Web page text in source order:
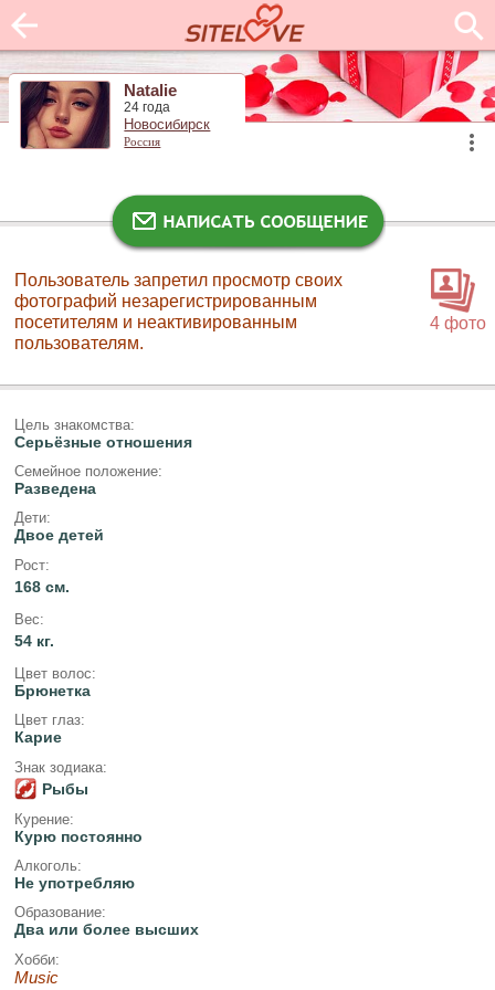
Natalie
24 года
Новосибирск
Россия
4 фото
Пользователь запретил просмотр своих
фотографий незарегистрированным
посетителям и неактивированным
пользователям.
Цель знакомства:
Серьёзные отношения
Семейное положение:
Разведена
Дети:
Двое детей
Рост:
168 см.
Вес:
54 кг.
Цвет волос:
Брюнетка
Цвет глаз:
Карие
Знак зодиака:
Рыбы
Курение:
Курю постоянно
Алкоголь:
Не употребляю
Образование:
Два или более высших
Хобби:
Music